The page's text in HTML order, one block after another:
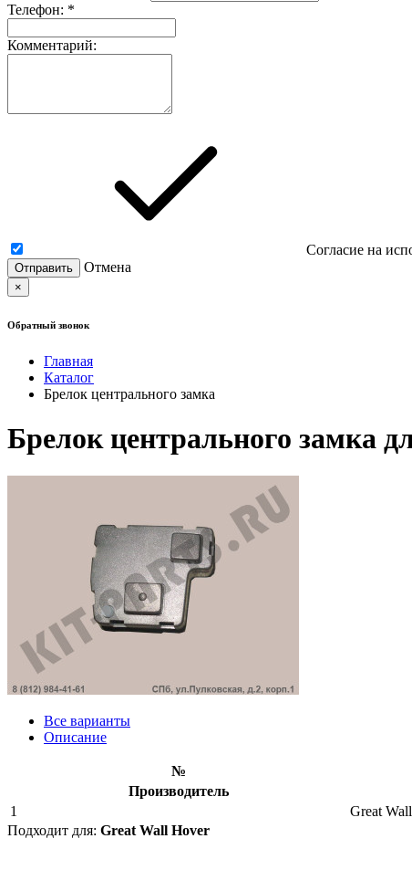
Телефон: *
Комментарий:
Согласие на
Отмена
×
Обратный звонок
Главная
Каталог
Брелок центрального замка
Брелок центрального замка
Все варианты
Описание
№
Производитель
1
Great Wall
Подходит для: Great Wall Hover